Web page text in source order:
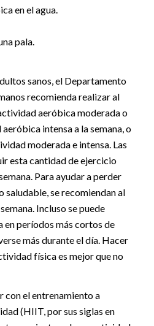
en el agua.
pala.
sanos, el Departamento
recomienda realizar al
aeróbica moderada o
intensa a la semana, o
moderada e intensa. Las
esta cantidad de ejercicio
Para ayudar a perder
saludable, se recomiendan al
Incluso se puede
períodos más cortos de
más durante el día. Hacer
física es mejor que no
con el entrenamiento a
(HIIT, por sus siglas en